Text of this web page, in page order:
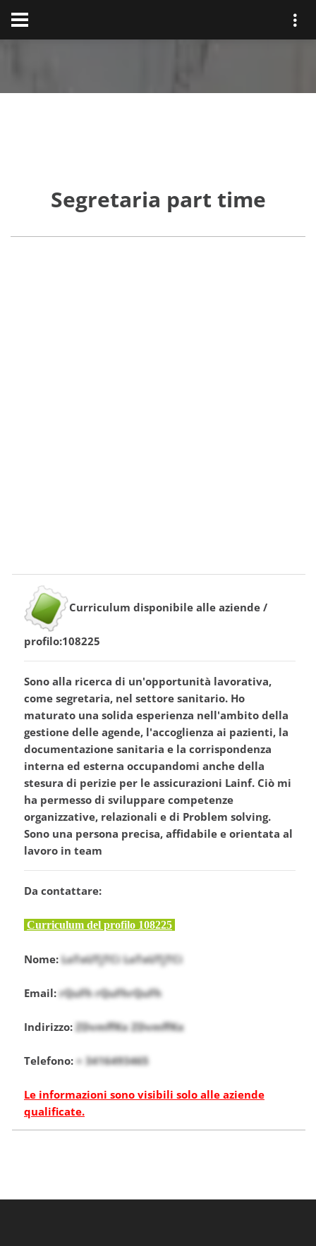
Segretaria part time
Curriculum disponibile alle aziende /
profilo:108225
Sono alla ricerca di un'opportunità lavorativa,
come segretaria, nel settore sanitario. Ho
maturato una solida esperienza nell'ambito della
gestione delle agende, l'accoglienza ai pazienti, la
documentazione sanitaria e la corrispondenza
interna ed esterna occupandomi anche della
stesura di perizie per le assicurazioni Lainf. Ciò mi
ha permesso di sviluppare competenze
organizzative, relazionali e di Problem solving.
Sono una persona precisa, affidabile e orientata al
lavoro in team
Da contattare:
Curriculum del profilo 108225
Nome: LoToUTjTCi LoToUTjTCi
Email:rQuFh rQuFhrQuFh
Indirizzo: ZDvmffKx ZDvmffKx
Telefono: + 3416493465
Le informazioni sono visibili solo alle aziende
qualificate.